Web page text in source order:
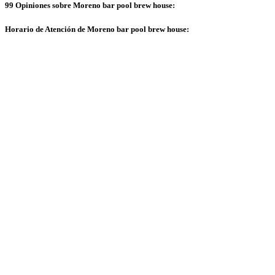
99 Opiniones sobre Moreno bar pool brew house:
Horario de Atención de Moreno bar pool brew house: